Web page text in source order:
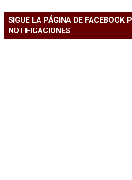
SIGUE LA PÁGINA DE FACEBOOK
NOTIFICACIONES